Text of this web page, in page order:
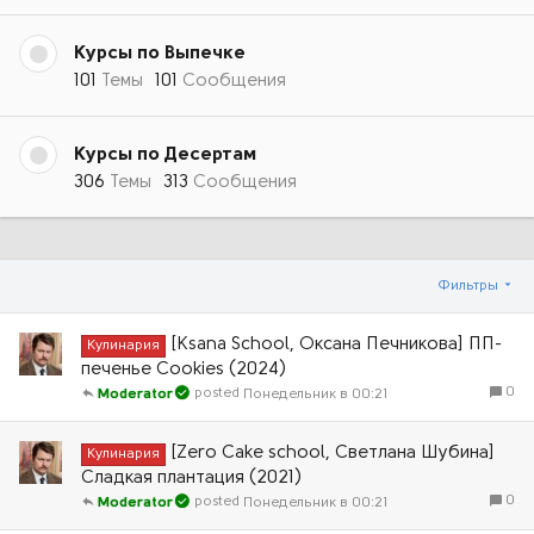
Курсы по Выпечке
101 Темы 101 Сообщения
Курсы по Десертам
306 Темы 313 Сообщения
Фильтры
Кулинария
[Ksana School, Оксана Печникова] ПП-
печенье Cookies (2024)
0
Понедельник в 00:21
Moderator
Кулинария
[Zero Cake school, Светлана Шубина]
Сладкая плантация (2021)
0
Понедельник в 00:21
Moderator